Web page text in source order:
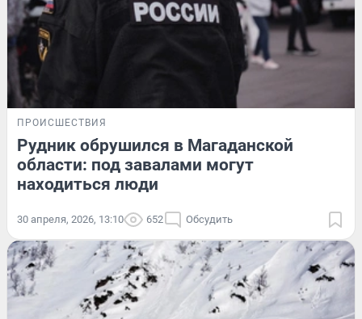
ПРОИСШЕСТВИЯ
Рудник обрушился в Магаданской
области: под завалами могут
находиться люди
30 апреля, 2026, 13:10 652 Обсудить